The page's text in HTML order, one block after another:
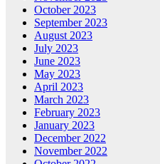
October 2023
September 2023
August 2023
July 2023
June 2023
May 2023
April 2023
March 2023
February 2023
January 2023
December 2022
November 2022